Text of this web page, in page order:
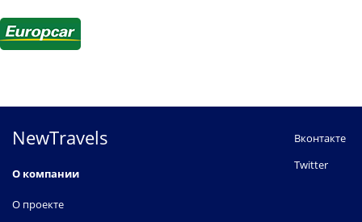
NewTravels
О компании
О проекте
Вконтакте
Twitter